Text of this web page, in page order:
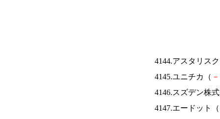
4144.アスタリス
4145.ユニチカ（ －
4146.スズデン株
4147.エードット（